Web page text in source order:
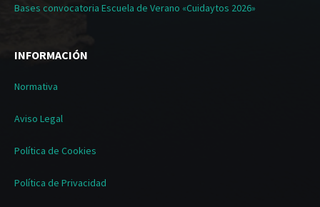
Bases convocatoria Escuela de Verano «Cuidaytos 2026»
INFORMACIÓN
Normativa
Aviso Legal
Política de Cookies
Política de Privacidad